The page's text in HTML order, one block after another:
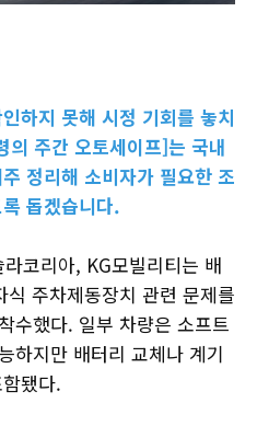
하지 못해 시정 기회를 놓치
주간 오토세이프]는 국내
정리해 소비자가 필요한 조
돕겠습니다.
코리아, KG모빌리티는 배
주차제동장치 관련 문제를
수했다. 일부 차량은 소프트
하지만 배터리 교체나 계기
됐다.